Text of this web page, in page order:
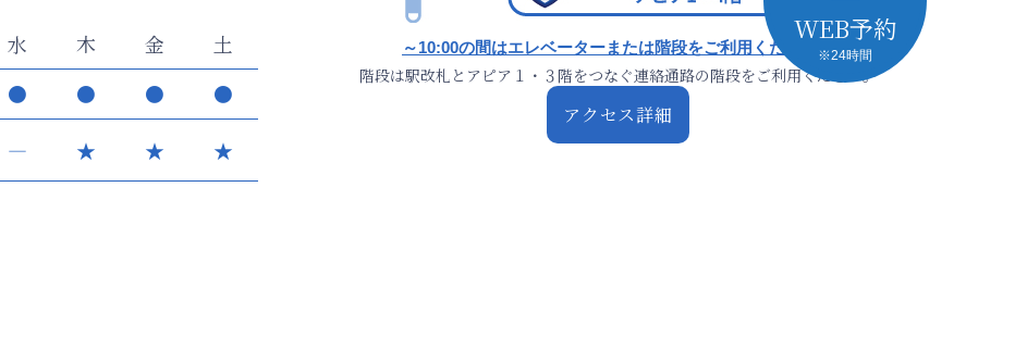
WEB予約
※24時間
水 木 金
土
● ● ●
●
― ★ ★
★
9:00
～10:00の間はエレベーターまたは階段をご利用ください。
階段は駅改札とアピア１・３階をつなぐ連絡通路の階段をご利用ください。
アクセス詳細